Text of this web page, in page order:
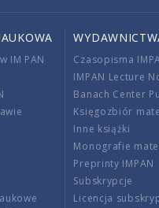
IM PAN
Czasopisma
IMPAN Lecture
Banach Center
Księgozbiór
Inne książki
Monografie
Preprinty IMPAN
Subskrypcje
Licencja